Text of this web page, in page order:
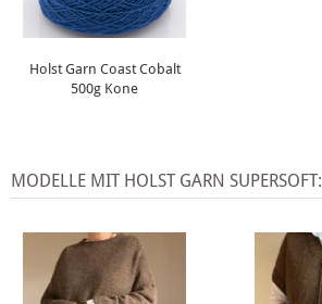
Holst Garn Coast Cobalt
500g Kone
MODELLE MIT HOLST GARN SUPERSOFT: